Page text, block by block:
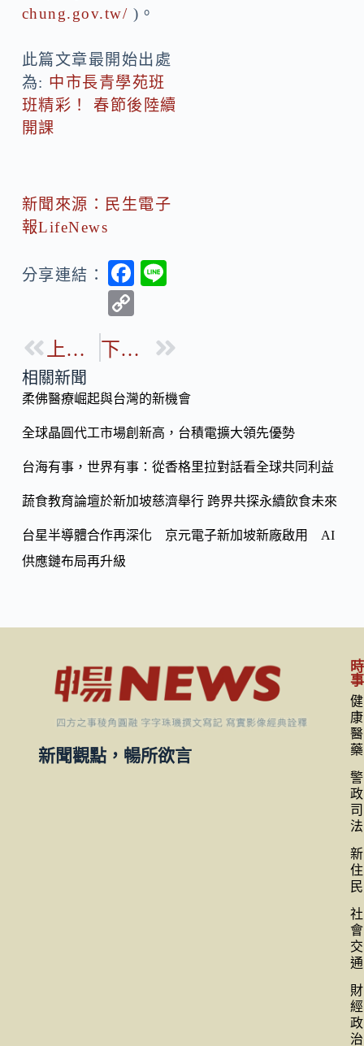
chung.gov.tw/ )。
此篇文章最開始出處
為: 中市長青學苑班
班精彩！ 春節後陸續
開課
新聞來源：民生電子
報LifeNews
分享連結：
F
b
o
k
p
Li
n
k
上一篇 下一篇
相關新聞
柔佛醫療崛起與台灣的新機會
全球晶圓代工市場創新高，台積電擴大領先優勢
台海有事，世界有事：從香格里拉對話看全球共同利益
蔬食教育論壇於新加坡慈濟舉行 跨界共探永續飲食未來
台星半導體合作再深化 京元電子新加坡新廠啟用 AI
供應鏈布局再升級
新聞觀點，暢所欲言
時
事
健
康
醫
藥
警
政
司
法
新
住
民
社
會
交
通
財
經
政
治